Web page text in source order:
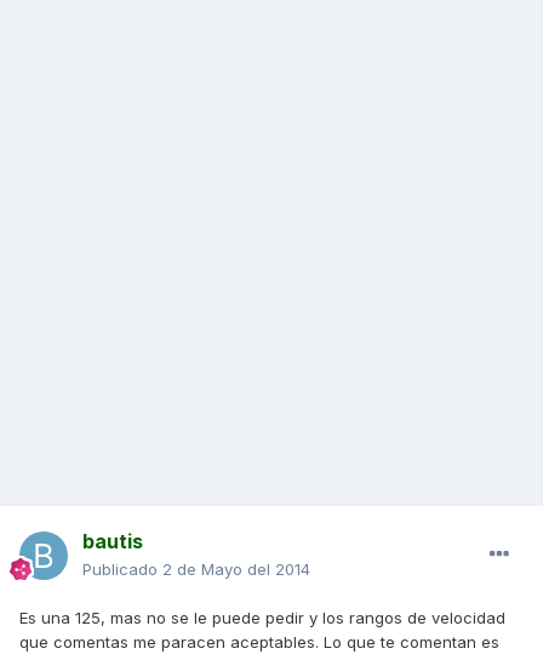
bautis
Publicado 2 de Mayo del 2014
Es una 125, mas no se le puede pedir y los rangos de velocidad
que comentas me paracen aceptables. Lo que te comentan es